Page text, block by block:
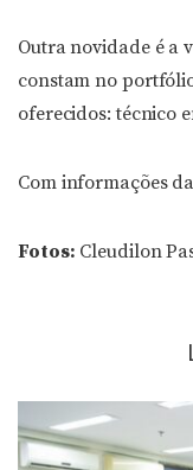
Outra novidade é a
constam no
oferecidos: técnico
Com informações
Fotos: Cleudilon